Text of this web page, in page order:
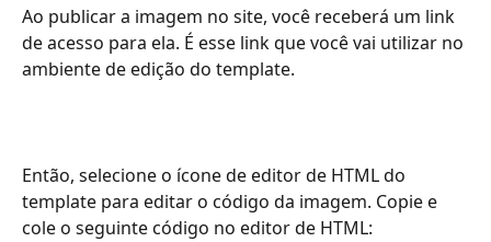
Ao publicar a imagem no site, você receberá um link
de acesso para ela. É esse link que você vai utilizar no
ambiente de edição do template.
Então, selecione o ícone de editor de HTML do
template para editar o código da imagem. Copie e
cole o seguinte código no editor de HTML: